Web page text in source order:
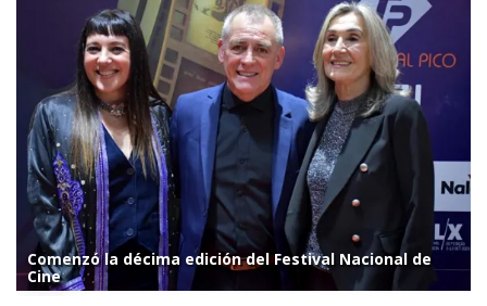
Comenzó la décima edición del Festival Nacional de
Cine